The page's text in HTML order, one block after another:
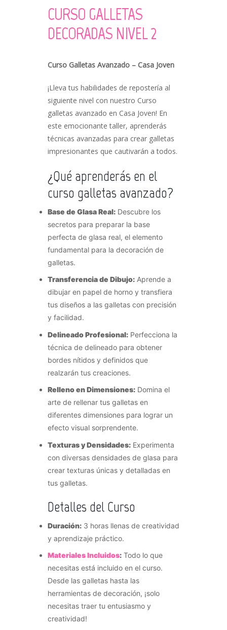
CURSO GALLETAS
DECORADAS NIVEL 2
Curso Galletas Avanzado – Casa Joven
¡Lleva tus habilidades de repostería al
siguiente nivel con nuestro Curso
galletas avanzado en Casa Joven! En
este emocionante taller, aprenderás
técnicas avanzadas para crear galletas
impresionantes que cautivarán a todos.
¿Qué aprenderás en el
curso galletas avanzado?
Base de Glasa Real: Descubre los
secretos para preparar la base
perfecta de glasa real, el elemento
fundamental para la decoración de
galletas.
Transferencia de Dibujo: Aprende a
dibujar en papel de horno y transfiera
tus diseños a las galletas con precisión
y facilidad.
Delineado Profesional: Perfecciona la
técnica de delineado para obtener
bordes nítidos y definidos que
realzarán tus creaciones.
Relleno en Dimensiones: Domina el
arte de rellenar tus galletas en
diferentes dimensiones para lograr un
efecto visual sorprendente.
Texturas y Densidades: Experimenta
con diversas densidades de glasa para
crear texturas únicas y detalladas en
tus galletas.
Detalles del Curso
Duración: 3 horas llenas de creatividad
y aprendizaje práctico.
Materiales Incluidos: Todo lo que
necesitas está incluido en el curso.
Desde las galletas hasta las
herramientas de decoración, ¡solo
necesitas traer tu entusiasmo y
creatividad!